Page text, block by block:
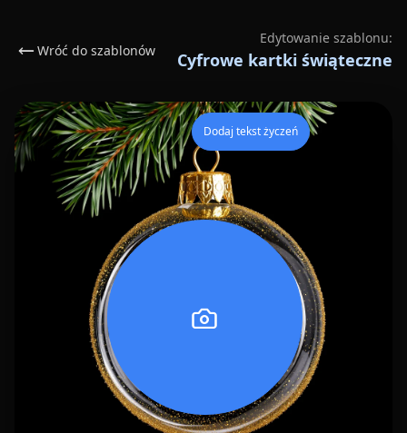
Wróć do szablonów
Edytowanie szablonu:
Cyfrowe kartki świąteczne
Dodaj tekst życzeń